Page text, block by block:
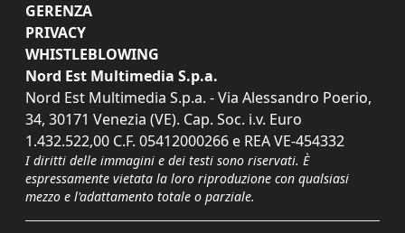
GERENZA
PRIVACY
WHISTLEBLOWING
Nord Est Multimedia S.p.a.
Nord Est Multimedia S.p.a. - Via Alessandro Poerio,
34, 30171 Venezia (VE). Cap. Soc. i.v. Euro
1.432.522,00 C.F. 05412000266 e REA VE-454332
I diritti delle immagini e dei testi sono riservati. È
espressamente vietata la loro riproduzione con qualsiasi
mezzo e l'adattamento totale o parziale.